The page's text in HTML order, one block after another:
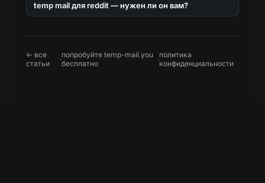
temp mail для reddit — нужен ли он вам?
← все
статьи
·попробуйте temp-mail.you
бесплатно
·политика
конфиденциальности